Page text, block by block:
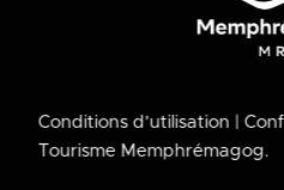
Conditions d’utilisation |
Tourisme Memphrémagog.